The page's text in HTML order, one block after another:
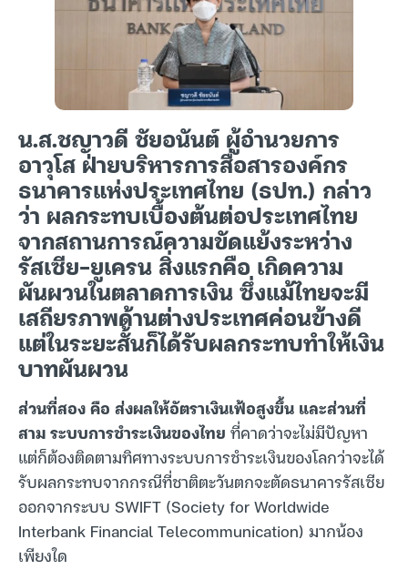
น.ส.ชญาวดี ชัยอนันต์ ผู้อำนวยการ
อาวุโส ฝ่ายบริหารการสื่อสารองค์กร
ธนาคารแห่งประเทศไทย (ธปท.) กล่าว
ว่า ผลกระทบเบื้องต้นต่อประเทศไทย
จากสถานการณ์ความขัดแย้งระหว่าง
รัสเซีย-ยูเครน สิ่งแรกคือ เกิดความ
ผันผวนในตลาดการเงิน ซึ่งแม้ไทยจะมี
เสถียรภาพด้านต่างประเทศค่อนข้างดี
แต่ในระยะสั้นก็ได้รับผลกระทบทำให้เงิน
บาทผันผวน
ส่วนที่สอง คือ ส่งผลให้อัตราเงินเฟ้อสูงขึ้น และส่วนที่
สาม ระบบการชำระเงินของไทย ที่คาดว่าจะไม่มีปัญหา
แต่ก็ต้องติดตามทิศทางระบบการชำระเงินของโลกว่าจะได้
รับผลกระทบจากกรณีที่ชาติตะวันตกจะตัดธนาคารรัสเซีย
ออกจากระบบ SWIFT (Society for Worldwide
Interbank Financial Telecommunication) มากน้อง
เพียงใด